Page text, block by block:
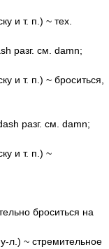
и т. п.) ~ тех.
разг. см. damn;
и т. п.) ~ броситься,
разг. см. damn;
и т. п.) ~
броситься на
л.) ~ стремительное